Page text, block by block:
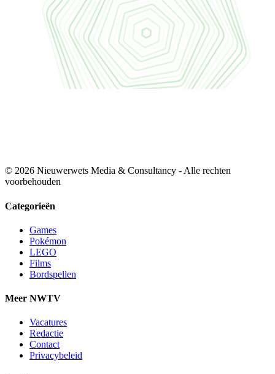
© 2026 Nieuwerwets Media & Consultancy - Alle rechten
voorbehouden
Categorieën
Games
Pokémon
LEGO
Films
Bordspellen
Meer NWTV
Vacatures
Redactie
Contact
Privacybeleid